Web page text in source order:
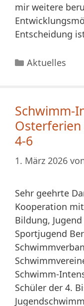
mir weitere
Entscheidung
Kategorien
Aktuelles
Schwimm-
4-6
1. März 2026
Sehr geehrte
Kooperation
Bildung,
Sportjugend
Schwimm-
Schüler der 4.